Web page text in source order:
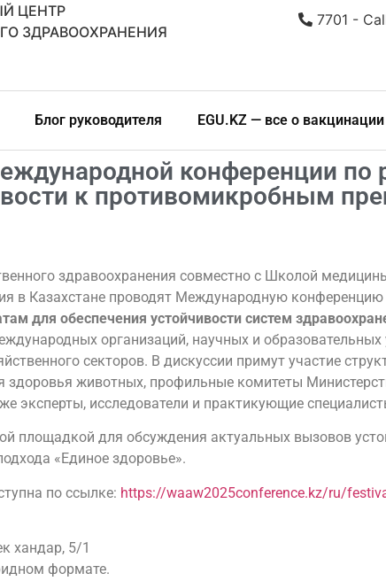
ЦЕНТР
ЗДРАВООХРАНЕНИЯ
7701 -
Блог руководителя EGU.KZ — все о вакцинации
конференции по
к противомикробным
здравоохранения совместно с Школой
в Казахстане проводят Международную конференцию
для обеспечения устойчивости систем
организаций, научных и
секторов. В дискуссии примут участие
животных, профильные комитеты
эксперты, исследователи и практикующие
площадкой для обсуждения актуальных вызовов
«Единое здоровье».
по ссылке: https://waaw2025conference.kz/ru/
хандар, 5/1
формате.